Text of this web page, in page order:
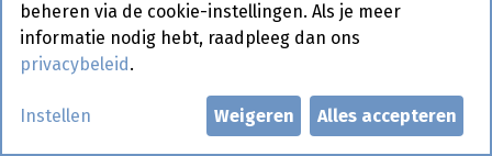
Belcanto Kip Prohalal Vanreusel
beheren via de cookie-instellingen. Als je meer
informatie nodig hebt, raadpleeg dan ons
privacybeleid .
Instellen Weigeren Alles accepteren